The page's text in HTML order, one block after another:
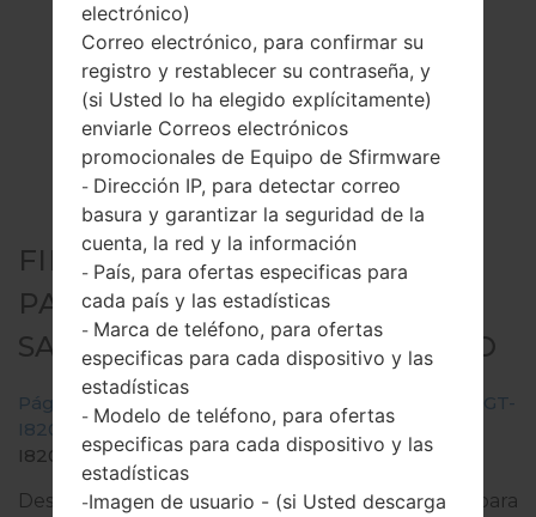
FIRMWARE OFICIAL #22479
PARA GT-I8200 -
SAMSUNGGALAXY S3 MINI NEO
Página principal → Galaxy S3 Mini Neo
SamsungGT-
I8200
→GT-
I8200_1_20150930092040_g5z21irjm6_fac.zip
Descargue la última actualización de firmware para
electrónico)
Correo electrónico, para confirmar su
registro y restablecer su contraseña, y
(si Usted lo ha elegido explícitamente)
enviarle Correos electrónicos
promocionales de Equipo de Sfirmware
- Dirección IP, para detectar correo
basura y garantizar la seguridad de la
cuenta, la red y la información
- País, para ofertas especificas para
cada país y las estadísticas
- Marca de teléfono, para ofertas
especificas para cada dispositivo y las
estadísticas
- Modelo de teléfono, para ofertas
especificas para cada dispositivo y las
estadísticas
-Imagen de usuario - (si Usted descarga